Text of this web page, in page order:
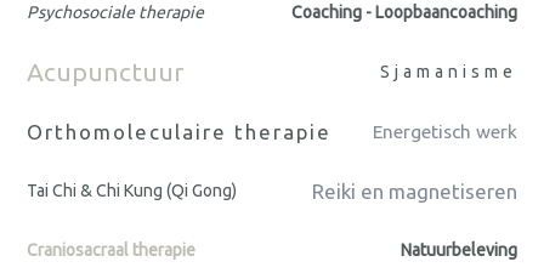
Psychosociale therapie Coaching - Loopbaancoaching
Acupunctuur Sjamanisme
Orthomoleculaire therapie Energetisch werk
Tai Chi & Chi Kung (Qi Gong) Reiki en magnetiseren
Craniosacraal therapie Natuurbeleving